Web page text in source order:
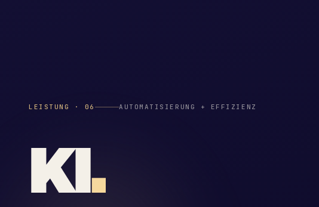
LEISTUNG · 06 AUTOMATISIERUNG + EFFIZIENZ
KI .